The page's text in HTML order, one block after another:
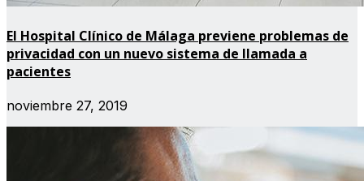
El Hospital Clínico de Málaga previene problemas de
privacidad con un nuevo sistema de llamada a
pacientes
noviembre 27, 2019